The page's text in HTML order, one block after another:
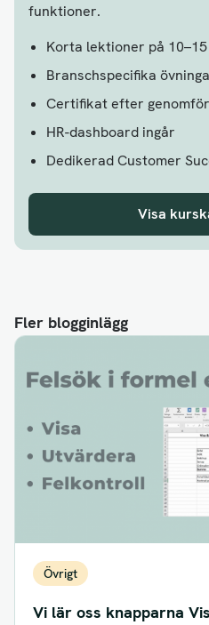
funktioner.
Korta lektioner på
Branschspecifika
Certifikat efter
HR-dashboard ingår
Dedikerad Customer
Visa
Fler blogginlägg
Övrigt
Vi lär oss knapparna